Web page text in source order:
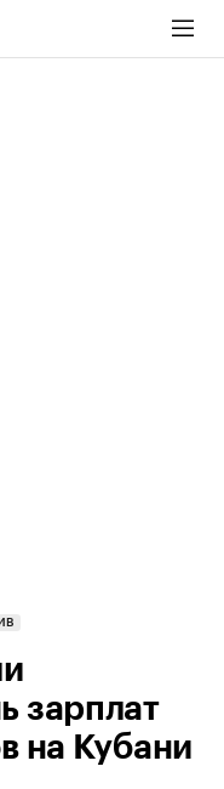
зарплат
на Кубани